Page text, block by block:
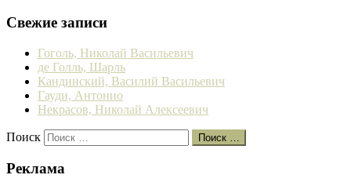
Свежие записи
Гоголь, Николай Васильевич
де Голль, Шарль
Кандинский, Василий Васильевич
Гауди, Антонио
Некрасов, Николай Алексеевич
Поиск Поиск …
Реклама